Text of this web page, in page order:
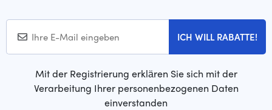
ICH WILL RABATTE!
Mit der Registrierung erklären Sie sich mit der
Verarbeitung Ihrer personenbezogenen Daten
einverstanden